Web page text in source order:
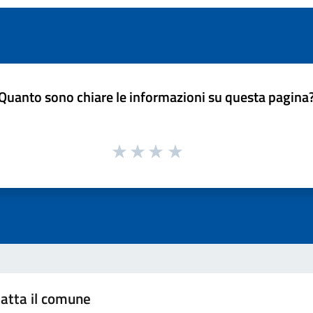
sono chiare le informazioni su questa
il comune